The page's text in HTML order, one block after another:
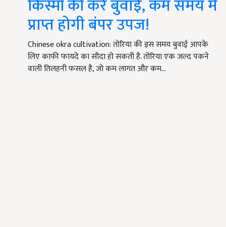
किस्मों की करें बुवाई, कम समय में
प्राप्त होगी बंपर उपज!
Chinese okra cultivation: तोरिया की इस समय बुवाई आपके
लिए काफी फायदे का सौदा हो सकती है. तोरिया एक जल्द पकने
वाली तिलहनी फसल है, जो कम लागत और कम…